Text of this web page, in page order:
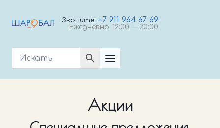
Звоните: +7 911 964 67 69
Ежедневно: 12:00 — 20:00
Акции